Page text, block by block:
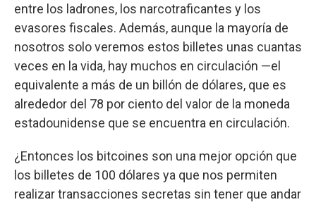
entre los ladrones, los narcotraficantes y los
evasores fiscales. Además, aunque la mayoría de
nosotros solo veremos estos billetes unas cuantas
veces en la vida, hay muchos en circulación —el
equivalente a más de un billón de dólares, que es
alrededor del 78 por ciento del valor de la moneda
estadounidense que se encuentra en circulación.
¿Entonces los bitcoines son una mejor opción que
los billetes de 100 dólares ya que nos permiten
realizar transacciones secretas sin tener que andar